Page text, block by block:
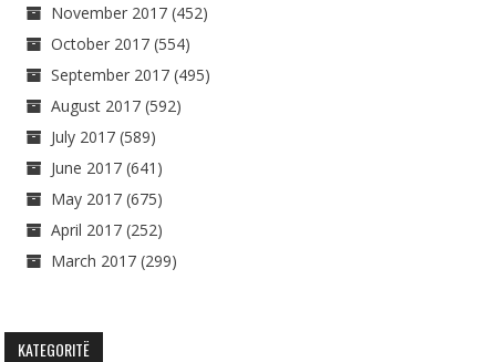
November 2017 (452)
October 2017 (554)
September 2017 (495)
August 2017 (592)
July 2017 (589)
June 2017 (641)
May 2017 (675)
April 2017 (252)
March 2017 (299)
KATEGORITË